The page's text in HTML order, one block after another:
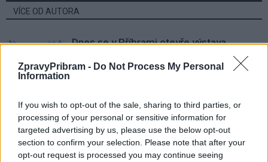
ZpravyPribram - Do Not Process My Personal
Information
If you wish to opt-out of the sale, sharing to third parties, or
processing of your personal or sensitive information for
targeted advertising by us, please use the below opt-out
section to confirm your selection. Please note that after your
opt-out request is processed you may continue seeing
VÍCE OD AUTORA
Kultura
Dnes se v Příbrami otevře výstava
Rovnováha života. Vernisáž nabídne
i hudební a básnický program
Dobříšsko
Festival hudby na zámku Dobříš sází na
jedinečnou atmosféru. Klasiku propojí
s dalšími žánry i rodinným programem
Fesťáczek Presents poprvé míří do